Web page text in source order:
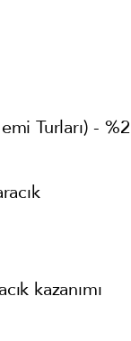
Turları) - %2
kazanımı